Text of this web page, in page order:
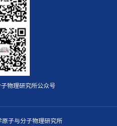
物理研究所公众号
子与分子物理研究所